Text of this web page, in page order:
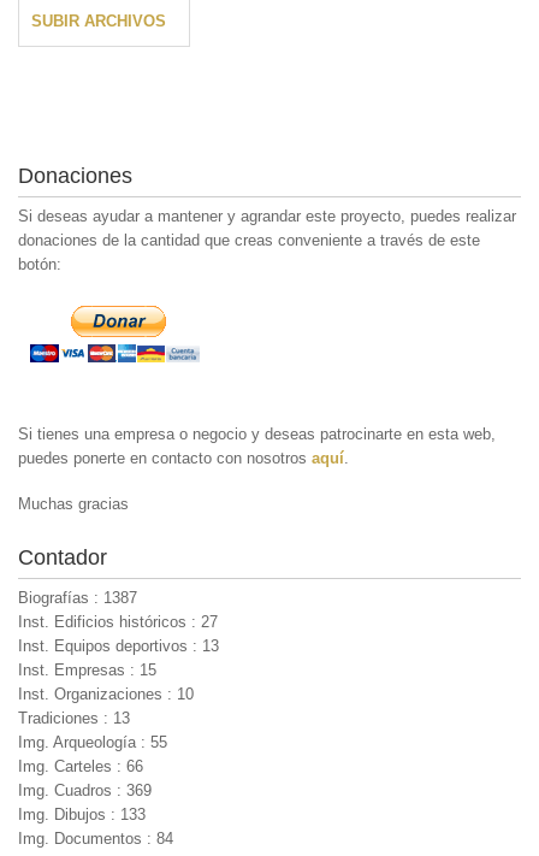
SUBIR ARCHIVOS
Donaciones
Si deseas ayudar a mantener y agrandar este proyecto, puedes realizar
donaciones de la cantidad que creas conveniente a través de este
botón:
Si tienes una empresa o negocio y deseas patrocinarte en esta web,
puedes ponerte en contacto con nosotros aquí
Muchas gracias
Contador
Biografías : 1387
Inst. Edificios históricos : 27
Inst. Equipos deportivos : 13
Inst. Empresas : 15
Inst. Organizaciones : 10
Tradiciones : 13
Img. Arqueología : 55
Img. Carteles : 66
Img. Cuadros : 369
Img. Dibujos : 133
Img. Documentos : 84